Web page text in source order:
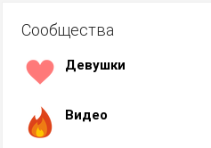
Сообщества
Девушки
Видео